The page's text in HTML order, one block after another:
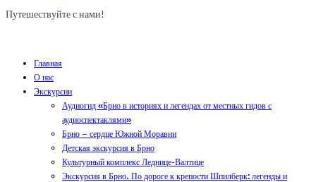
Путешествуйте с нами!
Главная
О нас
Экскурсии
Аудиогид «Брно в историях и легендах от местных гидов с
аудиоспектаклями»
Брно – сердце Южной Моравии
Детская экскурсия в Брно
Культурный комплекс Леднице-Валтице
Экскурсия в Брно. По дороге к крепости Шпилберк: легенды и